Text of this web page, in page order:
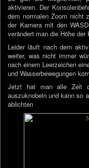
aktivieren. Der
dem normalen Zoom nicht
der Kamera mit den
verändert man die Höhe der
Leider läuft nach dem
weiter, was nicht immer
nach einem Leerzeichen
und Wasserbewegungen
Jetzt hat man alle Zeit
auszuknobeln und kann so
ablichten